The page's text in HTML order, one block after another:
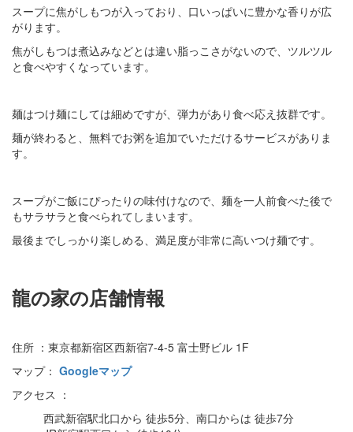
スープに焦がしもつが入っており、口いっぱいに豊かな香りが広
がります。
焦がしもつは煮込みなどとは違い脂っこさがないので、ツルツル
と食べやすくなっています。
麺はつけ麺にしては細めですが、弾力があり食べ応え抜群です。
麺が終わると、無料でお粥を追加でいただけるサービスがありま
す。
スープがご飯にぴったりの味付けなので、麺を一人前食べた後で
もサラサラと食べられてしまいます。
最後までしっかり楽しめる、満足度が非常に高いつけ麺です。
龍の家の店舗情報
住所 ：東京都新宿区西新宿7-4-5 富士野ビル 1F
マップ： Googleマップ
アクセス ：
西武新宿駅北口から 徒歩5分、南口からは 徒歩7分